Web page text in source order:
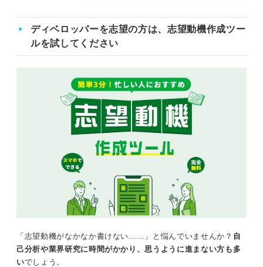
ディベロッパーを志望の方は、志望動機作成ツー
ルを試してください
「志望動機がなかなか書けない……」と悩んでいませんか？ 自
己分析や業界研究に時間がかかり、思うように進まない方も多
いでしょう。